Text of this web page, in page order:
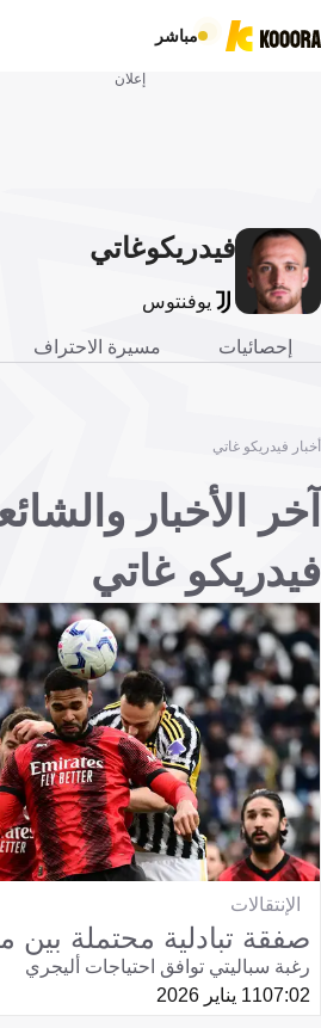
مباشر
إعلان
فيدريكوغاتي
يوفنتوس
إحصائيات مسيرة الاحتراف
أخبار فيدريكو غاتي
آخر الأخبار
فيدريكو غاتي
الإنتقالات
صفقة تبادلية محتملة بين
رغبة سباليتي توافق احتياجات أليجري
07:0211 يناير 2026